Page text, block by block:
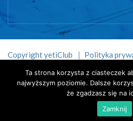
Copyright yetiClub Polityka
Ta strona korzysta z ciasteczek
najwyższym poziomie. Dalsze
że zgadzasz się na
Zamknij